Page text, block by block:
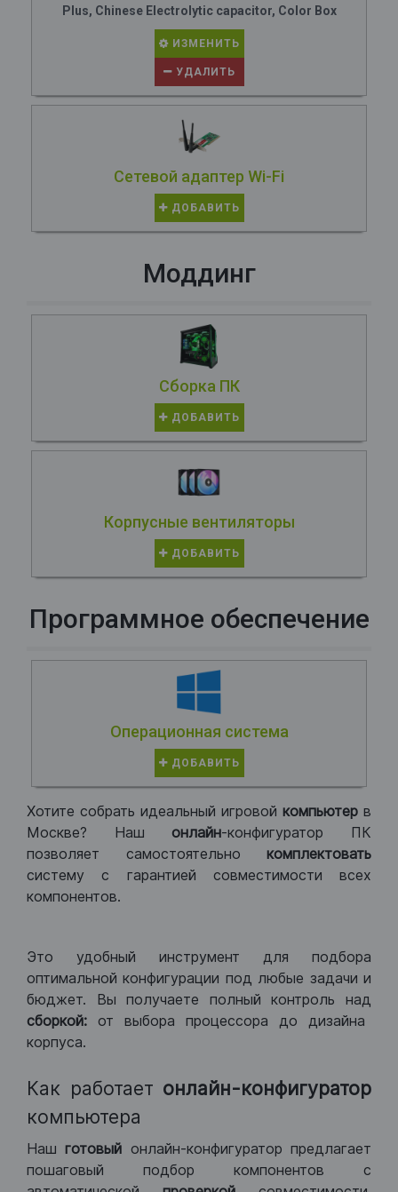
Plus, Chinese Electrolytic capacitor, Color Box
ИЗМЕНИТЬ
УДАЛИТЬ
Сетевой адаптер Wi-Fi
ДОБАВИТЬ
Моддинг
Сборка ПК
ДОБАВИТЬ
Корпусные вентиляторы
ДОБАВИТЬ
Программное обеспечение
Операционная система
ДОБАВИТЬ
Хотите собрать идеальный игровой компьютер в
Москве? Нашонлайн-конфигуратор ПК
позволяет самостоятельно комплектовать
систему с гарантией совместимости всех
компонентов.
Это удобный инструмент для подбора
оптимальной конфигурации под любые задачи и
бюджет. Вы получаете полный контроль над
сборкой: от выбора процессора до дизайна
корпуса.
Как работает онлайн-конфигуратор
компьютера
Нашготовый онлайн-конфигуратор предлагает
пошаговый подбор компонентов с